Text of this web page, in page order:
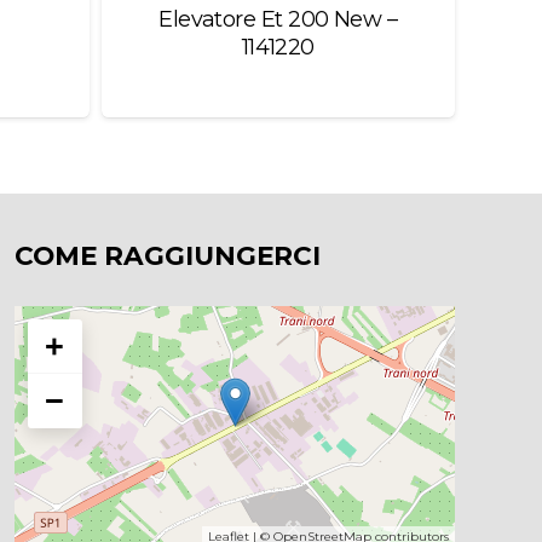
Elevatore Et 200 New –
1141220
COME RAGGIUNGERCI
+
−
Leaflet| © OpenStreetMapcontributors